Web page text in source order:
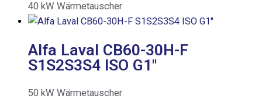
40 kW Wärmetauscher
Alfa Laval CB60-30H-F
S1S2S3S4 ISO G1″
50 kW Wärmetauscher